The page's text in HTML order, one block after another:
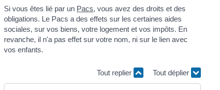
Si vous êtes lié par un Pacs, vous avez des droits et des
obligations. Le Pacs a des effets sur les certaines aides
sociales, sur vos biens, votre logement et vos impôts. En
revanche, il n'a pas effet sur votre nom, ni sur le lien avec
vos enfants.
Tout replier Tout déplier